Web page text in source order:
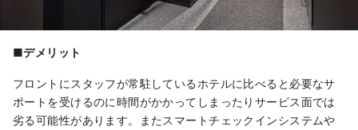
■デメリット
フロントにスタッフが常駐しているホテルに比べると必要なサ
ポートを受けるのに時間がかかってしまったりサービス面では
劣る可能性があります。またスマートチェックインシステムや